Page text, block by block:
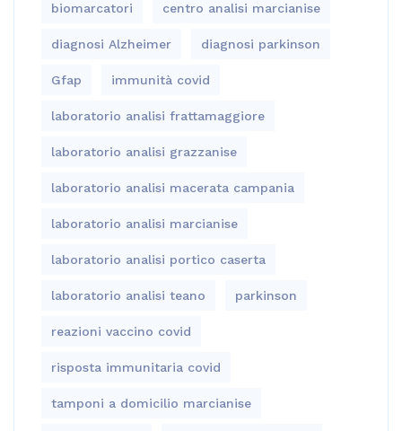
biomarcatori centro analisi marcianise
diagnosi Alzheimer diagnosi parkinson
Gfap immunità covid
laboratorio analisi frattamaggiore
laboratorio analisi grazzanise
laboratorio analisi macerata campania
laboratorio analisi marcianise
laboratorio analisi portico caserta
laboratorio analisi teano parkinson
reazioni vaccino covid
risposta immunitaria covid
tamponi a domicilio marcianise